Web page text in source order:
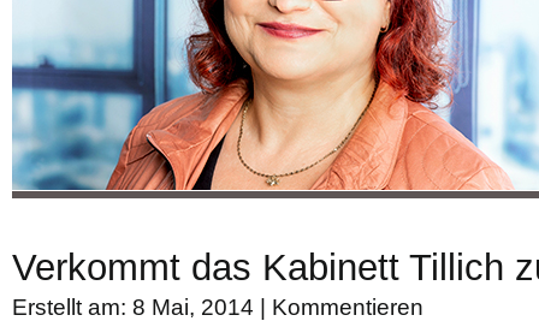
Verkommt das Kabinett Tillich
Erstellt am: 8 Mai, 2014 | Kommentieren